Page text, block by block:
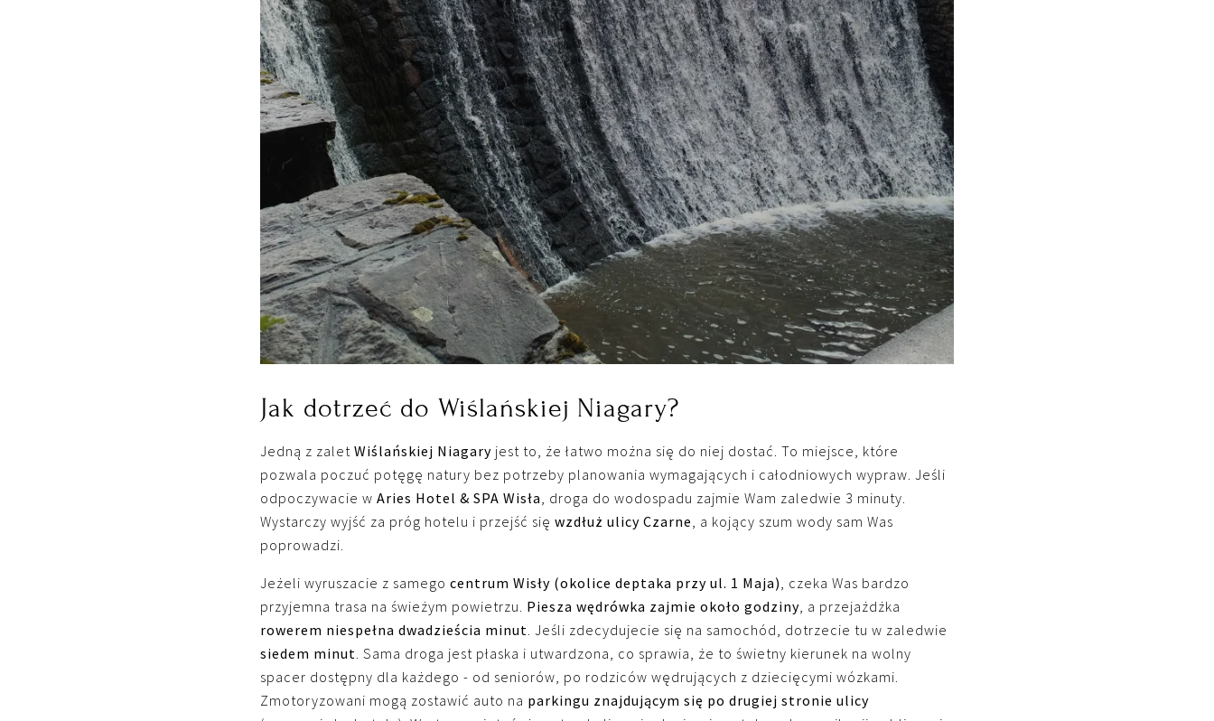
Jak dotrzeć do Wiślańskiej Niagary?
Jedną z zalet Wiślańskiej Niagary jest to, że łatwo można się do niej dostać. To miejsce, które
pozwala poczuć potęgę natury bez potrzeby planowania wymagających i całodniowych wypraw. Jeśli
odpoczywacie w Aries Hotel & SPA Wisła, droga do wodospadu zajmie Wam zaledwie 3 minuty.
Wystarczy wyjść za próg hotelu i przejść się wzdłuż ulicy Czarne, a kojący szum wody sam Was
poprowadzi.
Jeżeli wyruszacie z samego centrum Wisły (okolice deptaka przy ul. 1 Maja), czeka Was bardzo
przyjemna trasa na świeżym powietrzu. Piesza wędrówka zajmie około godziny, a przejażdżka
rowerem niespełna dwadzieścia minut. Jeśli zdecydujecie się na samochód, dotrzecie tu w zaledwie
siedem minut. Sama droga jest płaska i utwardzona, co sprawia, że to świetny kierunek na wolny
spacer dostępny dla każdego - od seniorów, po rodziców wędrujących z dziecięcymi wózkami.
Zmotoryzowani mogą zostawić auto na parkingu znajdującym się po drugiej stronie ulicy